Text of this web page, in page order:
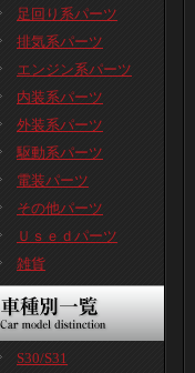
足回り系パーツ
排気系パーツ
エンジン系パーツ
内装系パーツ
外装系パーツ
駆動系パーツ
電装パーツ
その他パーツ
Ｕｓｅｄパーツ
雑貨
S30/S31